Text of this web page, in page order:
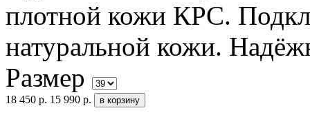
плотной кожи КРС.
натуральной кожи.
Размер
18 450 р. 15 990 р.